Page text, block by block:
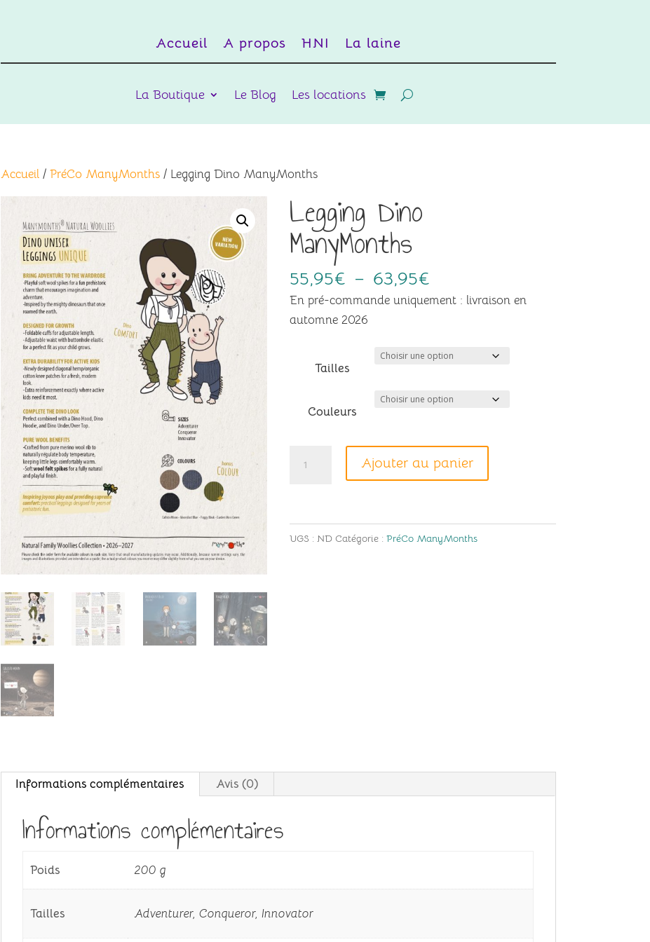
Accueil A propos HNI La laine
La Boutique Le Blog Les locations
Accueil/ PréCo ManyMonths/ Legging Dino ManyMonths
Legging Dino
ManyMonths
55,95€ – 63,95€Plage
de
à
En pré-commande uniquement : livraison en
automne 2026
Tailles
Couleurs
ManyMonths
Ajouter au panier
UGS : ND Catégorie : PréCo ManyMonths
Informations complémentaires Avis (0)
Informations complémentaires
Poids 200 g
Tailles Adventurer, Conqueror, Innovator